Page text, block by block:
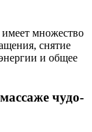
множество
снятие
и общее
чудо-